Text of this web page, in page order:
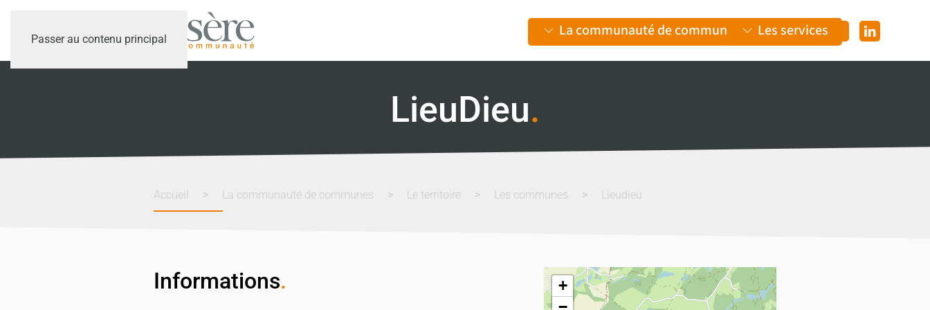
Passer au contenu principal La communauté de communes Les services
LieuDieu.
Accueil La communauté de communes Le territoire Les communes Lieudieu
Informations.
+